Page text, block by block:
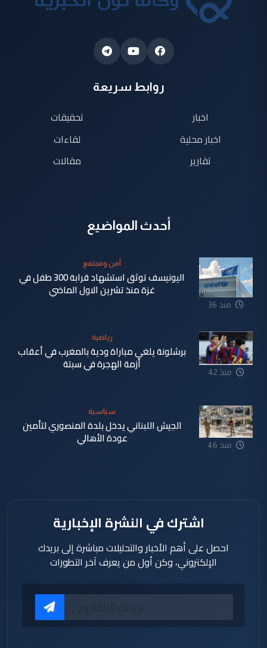
روابط سريعة
اخبار
اخبار محلية
تقارير
تحقيقات
لقاءات
مقالات
أحدث المواضيع
منذ 36
أمن ومجتمع
اليونيسف توثق استشهاد قرابة 300 طفل في
غزة منذ تشرين الاول الماضي
منذ 42
رياضية
برشلونة يلغي مباراة ودية بالمغرب في أعقاب
أزمة الهجرة في سبتة
منذ 46
سياسية
الجيش اللبناني يدخل بلدة المنصوري لتأمين
عودة الأهالي
اشترك في النشرة الإخبارية
احصل على أهم الأخبار والتحليلات مباشرة إلى بريدك
الإلكتروني، وكن أول من يعرف آخر التطورات